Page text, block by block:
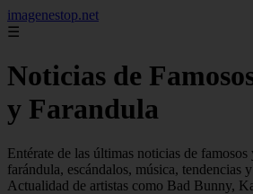
imagenestop.net
☰
Noticias de
y Farandula
Entérate de las últimas noticias de famosos
farándula, escándalos, música, tendencias
Actualidad de artistas como Bad Bunny,